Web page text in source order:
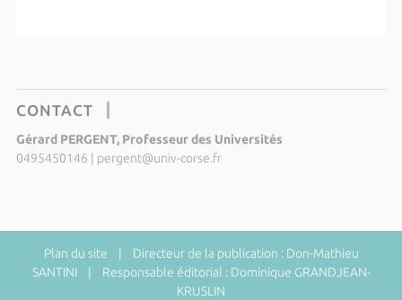
CONTACT
Gérard PERGENT, Professeur des Universités
0495450146
pergent@univ-corse.fr
Plan du site | Directeur de la publication : Don-Mathieu
SANTINI | Responsable éditorial : Dominique GRANDJEAN-
KRUSLIN